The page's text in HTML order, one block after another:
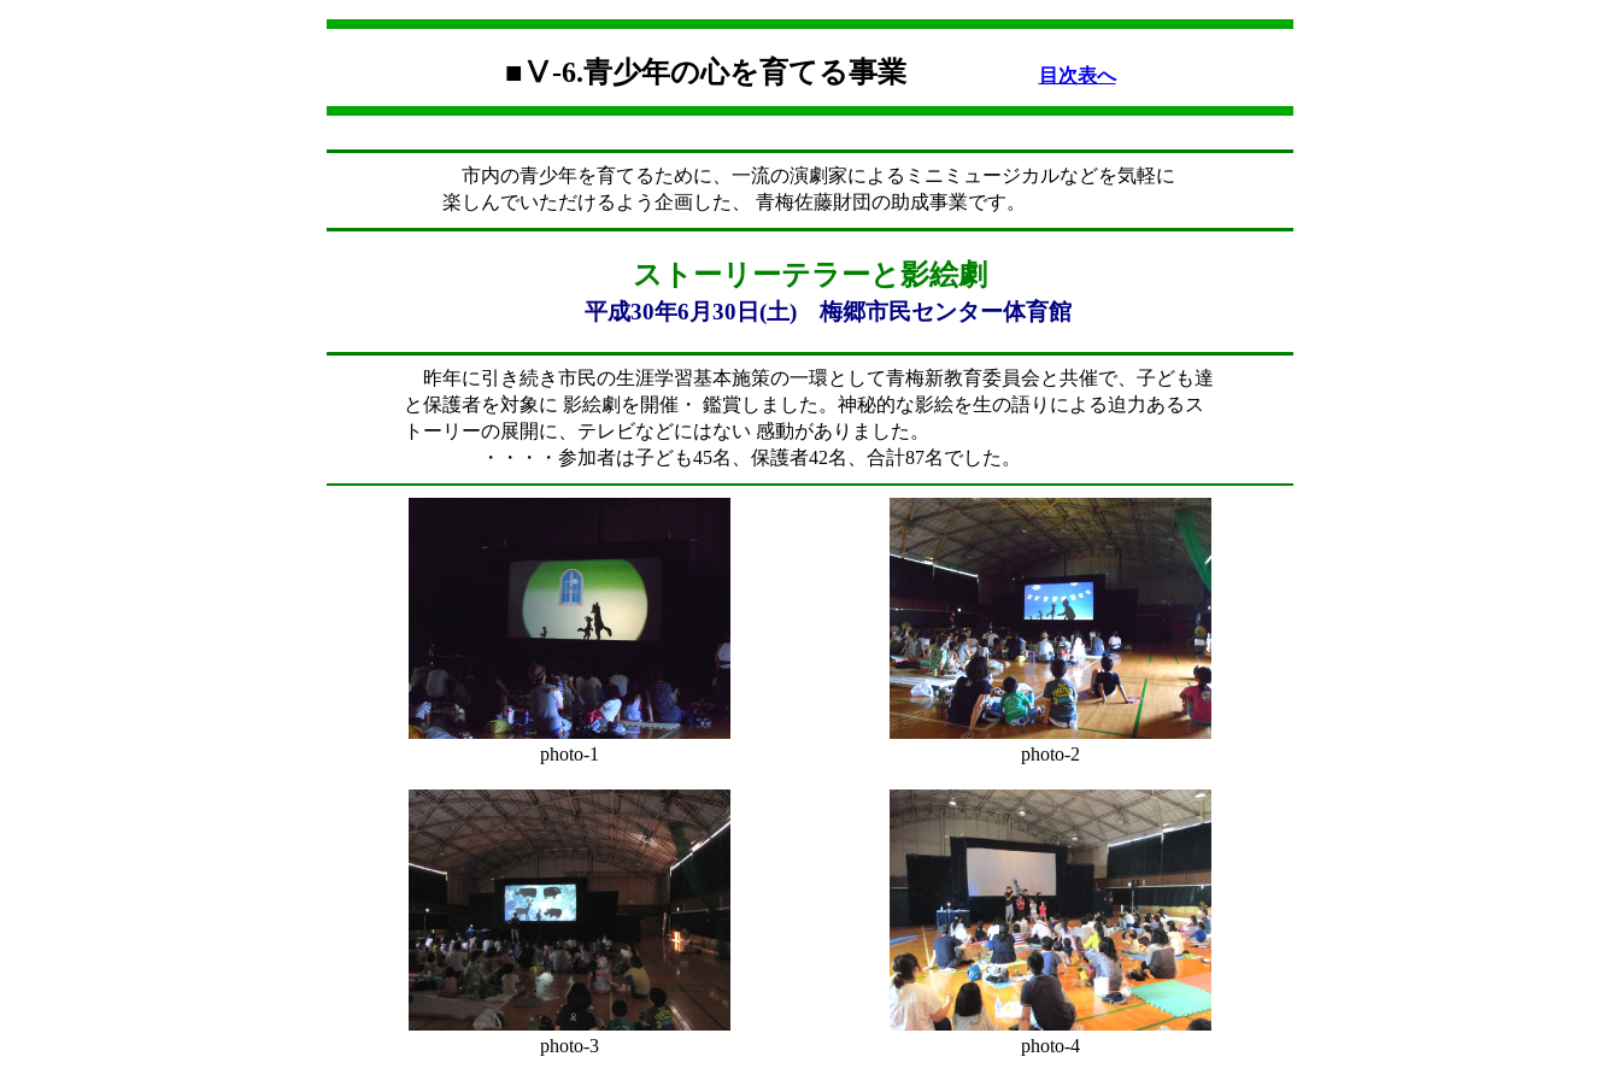
■Ⅴ-6.青少年の心を育てる事業 目次表へ
市内の青少年を育てるために、一流の演劇家によるミニミュージカルなどを気軽に
楽しんでいただけるよう企画した、 青梅佐藤財団の助成事業です。
ストーリーテラーと影絵劇
平成30年6月30日(土) 梅郷市民センター体育館
昨年に引き続き市民の生涯学習基本施策の一環として青梅新教育委員会と共催で、子ども達
と保護者を対象に 影絵劇を開催・ 鑑賞しました。神秘的な影絵を生の語りによる迫力あるス
トーリーの展開に、テレビなどにはない 感動がありました。
・・・・参加者は子ども45名、保護者42名、合計87名でした。
photo-1 photo-2
photo-3 photo-4